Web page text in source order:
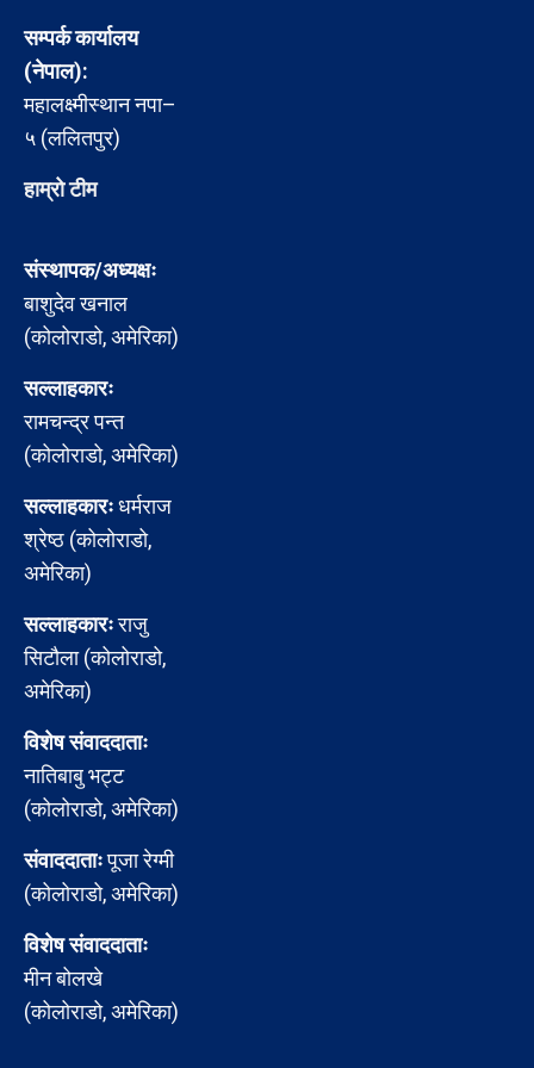
सम्पर्क कार्यालय
(नेपाल):
महालक्ष्मीस्थान नपा–
५ (ललितपुर)
हाम्रो टीम
संस्थापक/अध्यक्षः
बाशुदेव खनाल
(कोलोराडो, अमेरिका)
सल्लाहकारः
रामचन्द्र पन्त
(कोलोराडो, अमेरिका)
सल्लाहकारःधर्मराज
श्रेष्ठ (कोलोराडो,
अमेरिका)
सल्लाहकारःराजु
सिटौला (कोलोराडो,
अमेरिका)
विशेष संवाददाताः
नातिबाबु भट्ट
(कोलोराडो, अमेरिका)
संवाददाताःपूजा रेग्मी
(कोलोराडो, अमेरिका)
विशेष संवाददाताः
मीन बोलखे
(कोलोराडो, अमेरिका)